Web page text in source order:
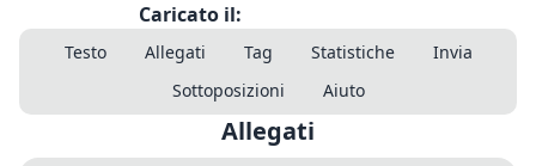
Caricato il:
Testo Allegati Tag Statistiche
Invia
Sottoposizioni
Aiuto
Allegati